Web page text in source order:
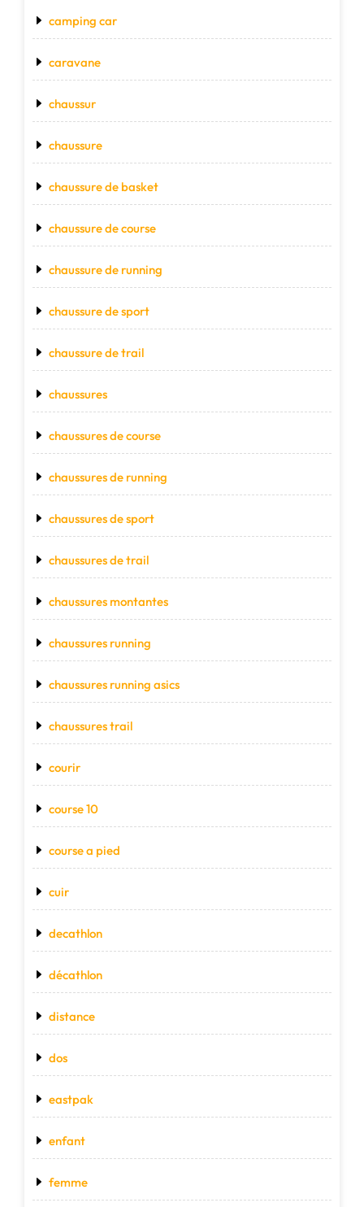
camping car
caravane
chaussur
chaussure
chaussure de basket
chaussure de course
chaussure de running
chaussure de sport
chaussure de trail
chaussures
chaussures de course
chaussures de running
chaussures de sport
chaussures de trail
chaussures montantes
chaussures running
chaussures running asics
chaussures trail
courir
course 10
course a pied
cuir
decathlon
décathlon
distance
dos
eastpak
enfant
femme